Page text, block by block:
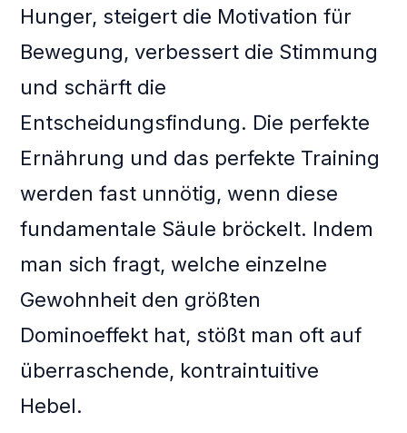
Hunger, steigert die Motivation für
Bewegung, verbessert die Stimmung
und schärft die
Entscheidungsfindung. Die perfekte
Ernährung und das perfekte Training
werden fast unnötig, wenn diese
fundamentale Säule bröckelt. Indem
man sich fragt, welche einzelne
Gewohnheit den größten
Dominoeffekt hat, stößt man oft auf
überraschende, kontraintuitive
Hebel.